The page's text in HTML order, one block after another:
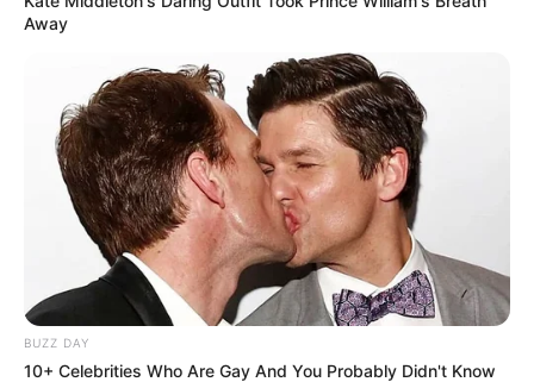
Away
BUZZ DAY
10+ Celebrities Who Are Gay And You Probably Didn't Know